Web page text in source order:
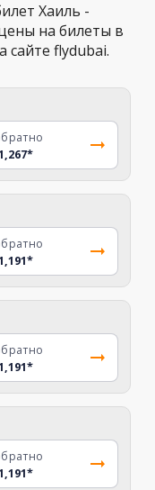
Хаиль -
на билеты в
сайте flydubai.
*
*
*
*